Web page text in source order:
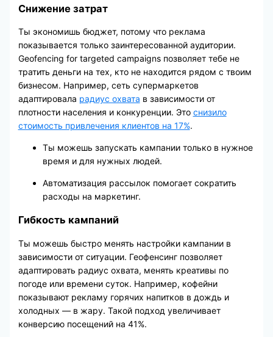
Снижение затрат
Ты экономишь бюджет, потому что реклама
показывается только заинтересованной аудитории.
Geofencing for targeted campaigns позволяет тебе не
тратить деньги на тех, кто не находится рядом с твоим
бизнесом. Например, сеть супермаркетов
адаптировала радиус охвата в зависимости от
плотности населения и конкуренции. Это снизило
стоимость привлечения клиентов на 17%.
Ты можешь запускать кампании только в нужное
время и для нужных людей.
Автоматизация рассылок помогает сократить
расходы на маркетинг.
Гибкость кампаний
Ты можешь быстро менять настройки кампании в
зависимости от ситуации. Геофенсинг позволяет
адаптировать радиус охвата, менять креативы по
погоде или времени суток. Например, кофейни
показывают рекламу горячих напитков в дождь и
холодных — в жару. Такой подход увеличивает
конверсию посещений на 41%.